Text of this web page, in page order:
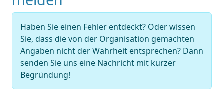
Haben Sie einen Fehler entdeckt? Oder wissen
Sie, dass die von der Organisation gemachten
Angaben nicht der Wahrheit entsprechen? Dann
senden Sie uns eine Nachricht mit kurzer
Begründung!